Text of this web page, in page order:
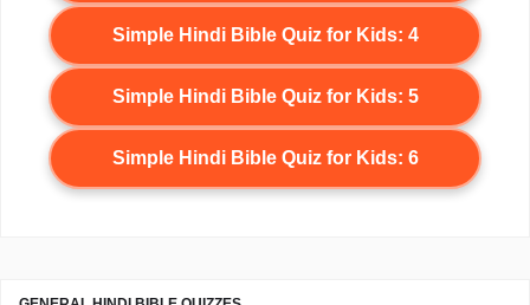
Simple Hindi Bible Quiz for Kids: 4
Simple Hindi Bible Quiz for Kids: 5
Simple Hindi Bible Quiz for Kids: 6